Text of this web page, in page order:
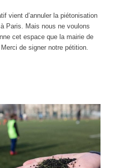
vient d’annuler la piétonisation
Paris. Mais nous ne voulons
cet espace que la mairie de
de signer notre pétition.